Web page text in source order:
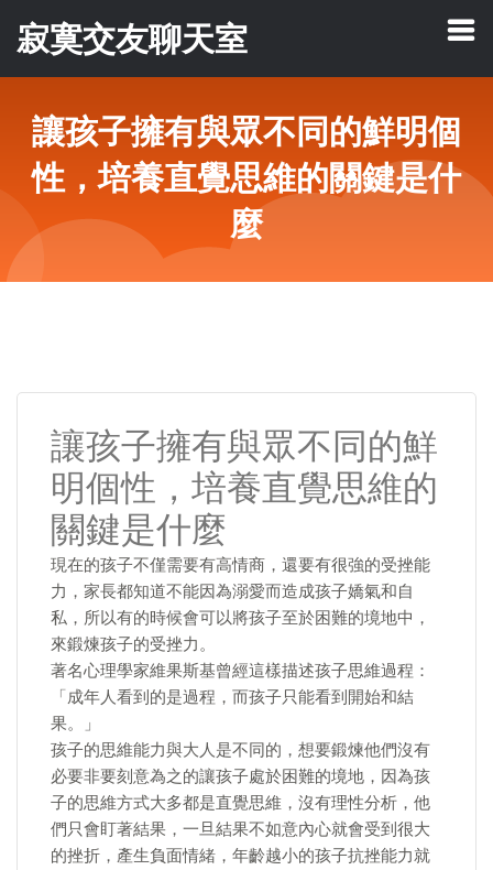
寂寞交友聊天室
讓孩子擁有與眾不同的鮮明個
性，培養直覺思維的關鍵是什
麼
讓孩子擁有與眾不同的鮮
明個性，培養直覺思維的
關鍵是什麼
現在的孩子不僅需要有高情商，還要有很強的受挫能
力，家長都知道不能因為溺愛而造成孩子嬌氣和自
私，所以有的時候會可以將孩子至於困難的境地中，
來鍛煉孩子的受挫力。
著名心理學家維果斯基曾經這樣描述孩子思維過程：
「成年人看到的是過程，而孩子只能看到開始和結
果。」
孩子的思維能力與大人是不同的，想要鍛煉他們沒有
必要非要刻意為之的讓孩子處於困難的境地，因為孩
子的思維方式大多都是直覺思維，沒有理性分析，他
們只會盯著結果，一旦結果不如意內心就會受到很大
的挫折，產生負面情緒，年齡越小的孩子抗挫能力就